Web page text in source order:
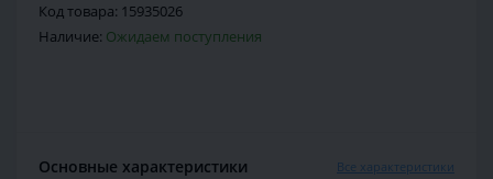
Код товара: 15935026
Наличие: Ожидаем поступления
Основные характеристики Все характеристики